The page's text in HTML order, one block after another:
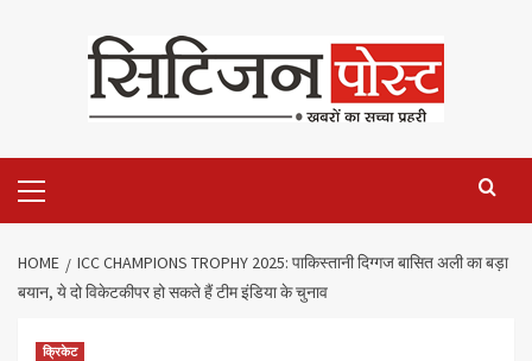
HOME
ICC CHAMPIONS TROPHY 2025: पाकिस्तानी दिग्गज बासित अली का बड़ा
बयान, ये दो विकेटकीपर हो सकते हैं टीम इंडिया के चुनाव
क्रिकेट